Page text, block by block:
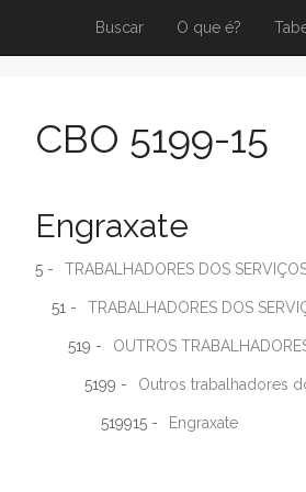
Buscar O que é?
CBO 5199-15
Engraxate
5 - TRABALHADORES DOS
51 - TRABALHADORES DOS
519 - OUTROS
5199 - Outros trabalhadores
519915 - Engraxate